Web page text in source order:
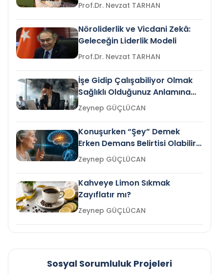
Prof.Dr. Nevzat TARHAN
Nöroliderlik ve Vicdani Zekâ:
Geleceğin Liderlik Modeli
Prof.Dr. Nevzat TARHAN
İşe Gidip Çalışabiliyor Olmak
Sağlıklı Olduğunuz Anlamına
Gelir mi?Zeynep GÜÇLÜCAN
Konuşurken “Şey” Demek
Erken Demans Belirtisi Olabilir
mi?
Zeynep GÜÇLÜCAN
Kahveye Limon Sıkmak
Zayıflatır mı?
Zeynep GÜÇLÜCAN
Sosyal Sorumluluk Projeleri